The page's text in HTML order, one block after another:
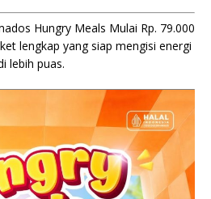
Hungry Meals Mulai Rp. 79.000
lengkap yang siap mengisi energi
lebih puas.